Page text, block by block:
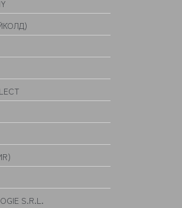
S.R.L.